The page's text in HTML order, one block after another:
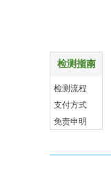
检测指南
更多
检测流程
支付方式
免责申明